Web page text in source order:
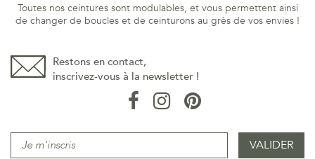
Toutes nos ceintures sont modulables, et vous permettent ainsi
de changer de boucles et de ceinturons au grès de vos envies !
Restons en contact,
inscrivez-vous à la newsletter !